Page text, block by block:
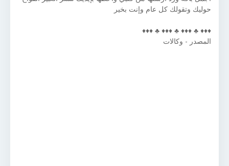
حوليك وتقولك كل عام وإنت بخير
♦♦♦ ♣ ♦♦♦ ♣ ♦♦♦ ♣ ♦♦♦
المصدر - وكالات